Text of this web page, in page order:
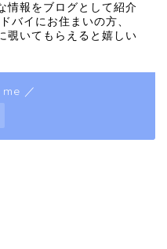
情報をブログとして紹介
バイにお住まいの方、
覗いてもらえると嬉しい
／